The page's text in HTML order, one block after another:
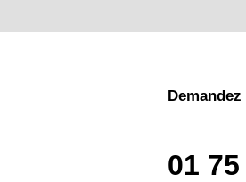
01
NOS RÉALISATIONS